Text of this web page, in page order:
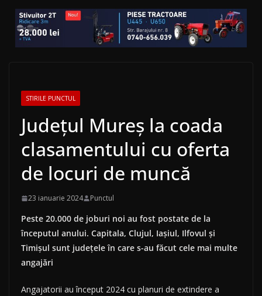
STIRILE PUNCTUL
Județul Mureș la coada
clasamentului cu oferta
de locuri de muncă
23 ianuarie 2024 Punctul
Peste 20.000 de joburi noi au fost postate de la
începutul anului. Capitala, Clujul, Iașiul, Ilfovul și
Timișul sunt județele în care s-au făcut cele mai multe
angajări
Angajatorii au început 2024 cu planuri de extindere a